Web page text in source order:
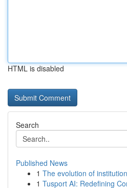
HTML is disabled
Search
Published News
1 The evolution of
1 Tusport AI: Redefining